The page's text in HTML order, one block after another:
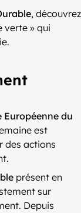
, découvrez
verte » qui
Européenne du
est
des actions
présent en
sur
Depuis